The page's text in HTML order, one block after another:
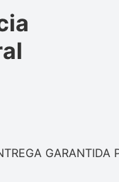
GARANTIDA PELO